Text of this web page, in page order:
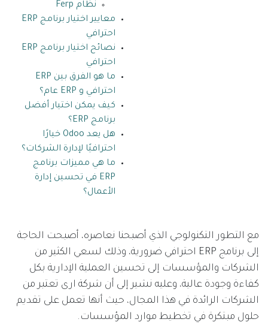
نظام Ferp
معايير اختيار برنامج ERP
احترافي
نصائح اختيار برنامج ERP
احترافي
ما هو الفرق بين ERP
احترافي و ERP عام؟
كيف يمكن اختيار أفضل
برنامج ERP؟
هل يعد Odoo خيارًا
احترافيًا لإدارة الشركات؟
ما هي مميزات برنامج
ERP في تحسين إدارة
الأعمال؟
مع التطور التكنولوجي الذي أصبحنا نعاصره، أصبحت الحاجة
إلى برنامج ERP احترافي ضرورية، وذلك لسعي الكثير من
الشركات والمؤسسات إلى تحسين العملية الإدارية بكل
كفاءة وجودة عالية، وعليه نشير إلى أن شركة ارى تعتبر من
الشركات الرائدة في هذا المجال، حيث أنها تعمل على تقديم
حلول مبتكرة في تخطيط موارد المؤسسات.